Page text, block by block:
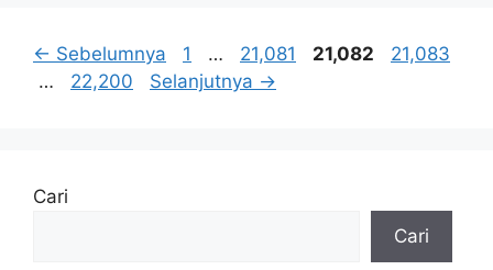
← Sebelumnya Halaman
1 … Halaman
21,081 Halaman
21,082 Halaman
21,083
…
Halaman
22,200 Selanjutnya →
Cari
Cari